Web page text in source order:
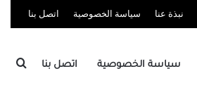
نبذة عنا سياسة الخصوصية اتصل بنا
سياسة الخصوصية اتصل بنا